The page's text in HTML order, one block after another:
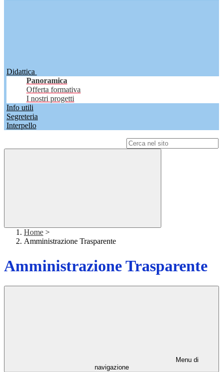
Didattica
Panoramica
Offerta formativa
I nostri progetti
Info utili
Segreteria
Interpello
Home >
Amministrazione Trasparente
Amministrazione Trasparente
Menu di
navigazione